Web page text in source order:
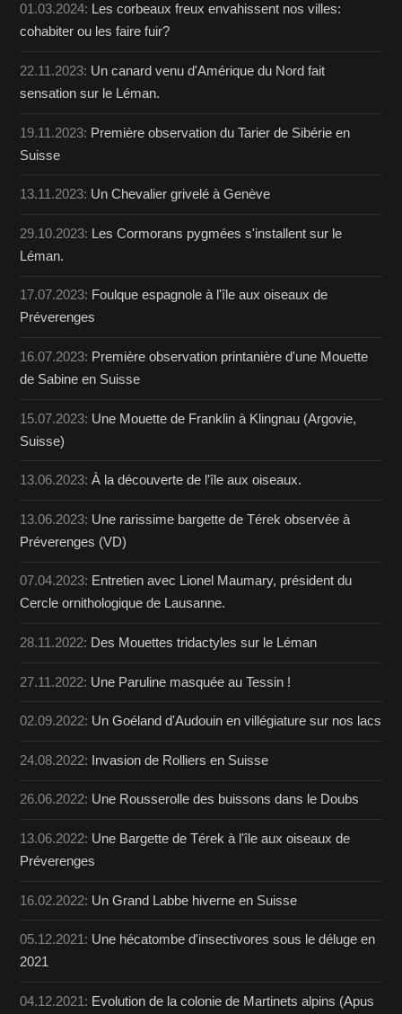
01.03.2024: Les corbeaux freux envahissent nos villes:
cohabiter ou les faire fuir?
22.11.2023: Un canard venu d'Amérique du Nord fait
sensation sur le Léman.
19.11.2023: Première observation du Tarier de Sibérie en
Suisse
13.11.2023: Un Chevalier grivelé à Genève
29.10.2023: Les Cormorans pygmées s'installent sur le
Léman.
17.07.2023: Foulque espagnole à l'île aux oiseaux de
Préverenges
16.07.2023: Première observation printanière d'une Mouette
de Sabine en Suisse
15.07.2023: Une Mouette de Franklin à Klingnau (Argovie,
Suisse)
13.06.2023:À la découverte de l'île aux oiseaux.
13.06.2023: Une rarissime bargette de Térek observée à
Préverenges (VD)
07.04.2023: Entretien avec Lionel Maumary, président du
Cercle ornithologique de Lausanne.
28.11.2022: Des Mouettes tridactyles sur le Léman
27.11.2022: Une Paruline masquée au Tessin !
02.09.2022: Un Goéland d'Audouin en villégiature sur nos lacs
24.08.2022: Invasion de Rolliers en Suisse
26.06.2022: Une Rousserolle des buissons dans le Doubs
13.06.2022: Une Bargette de Térek à l'île aux oiseaux de
Préverenges
16.02.2022: Un Grand Labbe hiverne en Suisse
05.12.2021: Une hécatombe d'insectivores sous le déluge en
2021
04.12.2021: Evolution de la colonie de Martinets alpins (Apus